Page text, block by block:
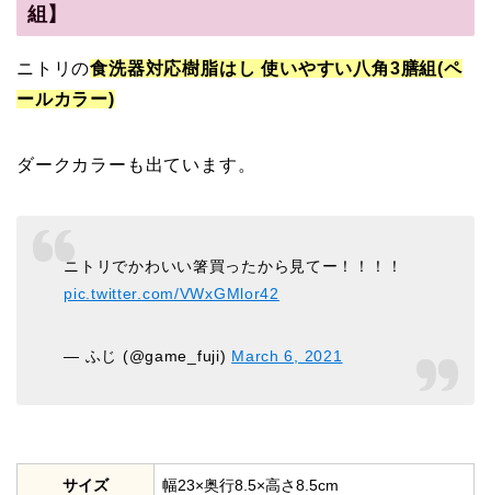
組】
ニトリの食洗器対応樹脂はし 使いやすい八角3膳組(ペ
ールカラー)
ダークカラーも出ています。
ニトリでかわいい箸買ったから見てー！！！！
pic.twitter.com/VWxGMlor42
— ふじ (@game_fuji) March 6, 2021
サイズ 幅23×奥行8.5×高さ8.5cm